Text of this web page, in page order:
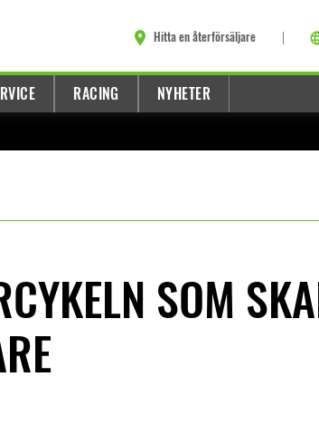
Hitta en återförsäljare
RACING NYHETER
SOM